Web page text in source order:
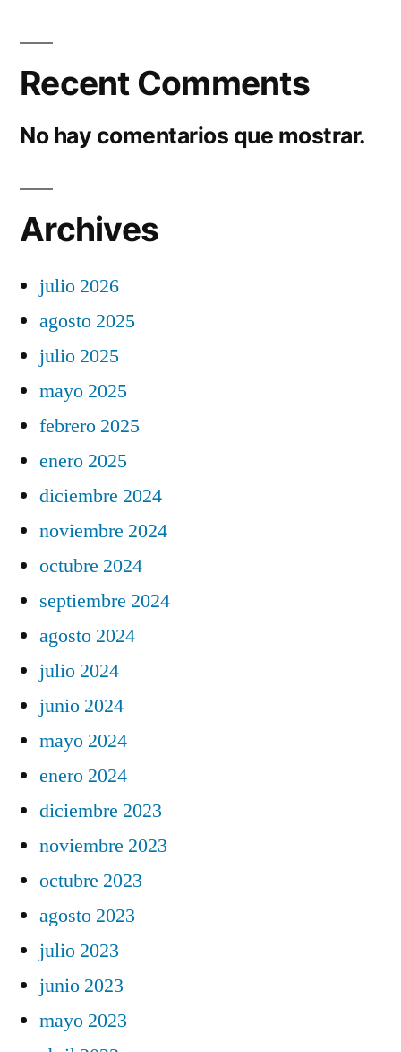
Recent Comments
No hay comentarios que mostrar.
Archives
julio 2026
agosto 2025
julio 2025
mayo 2025
febrero 2025
enero 2025
diciembre 2024
noviembre 2024
octubre 2024
septiembre 2024
agosto 2024
julio 2024
junio 2024
mayo 2024
enero 2024
diciembre 2023
noviembre 2023
octubre 2023
agosto 2023
julio 2023
junio 2023
mayo 2023